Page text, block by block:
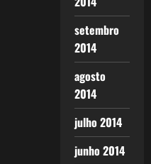
setembro
2014
agosto
2014
julho 2014
junho 2014